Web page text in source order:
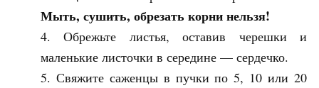
Мыть, сушить, обрезать корни нельзя!
Обрежьте листья, оставив черешки и
маленькие листочки в середине — сердечко.
Свяжите саженцы в пучки по 5, 10 или 20